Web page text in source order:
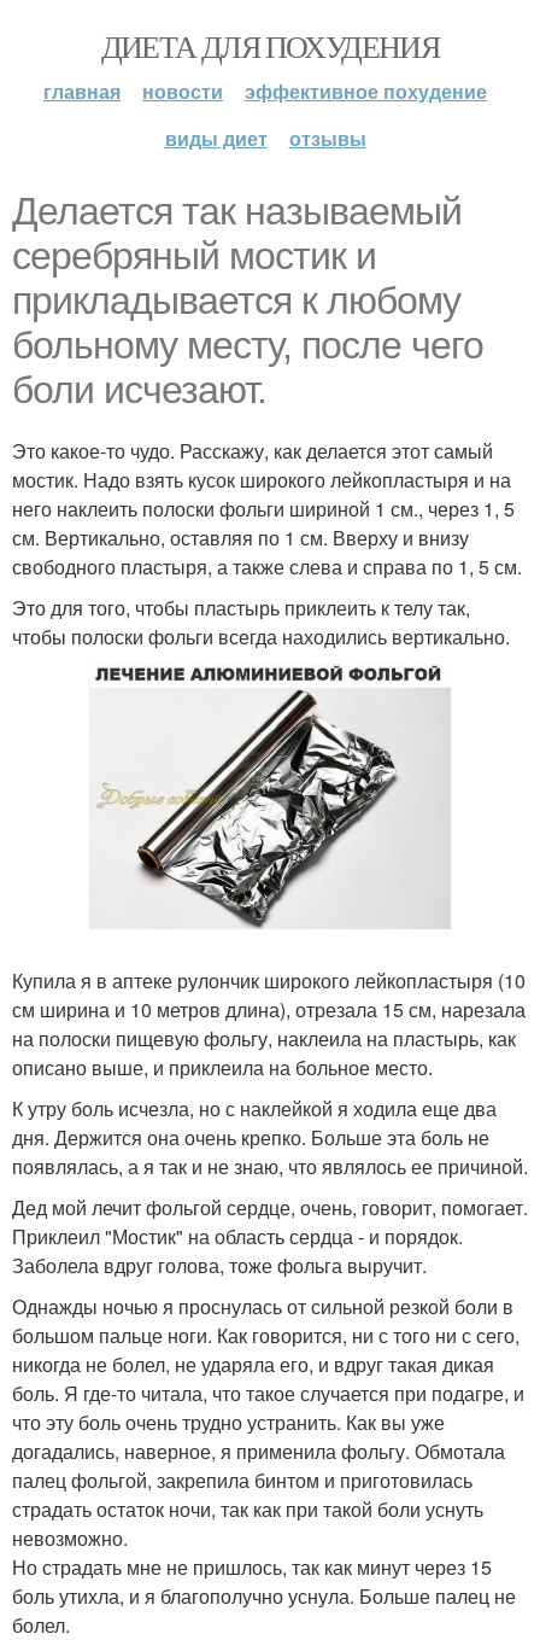
ДИЕТА ДЛЯ ПОХУДЕНИЯ
главная новости
эффективное похудение
виды диет
отзывы
Делается так называемый
серебряный мостик и
прикладывается к любому
больному месту, после чего
боли исчезают.
Это какое-то чудо. Расскажу, как делается этот самый
мостик. Надо взять кусок широкого лейкопластыря и на
него наклеить полоски фольги шириной 1 см., через 1, 5
см. Вертикально, оставляя по 1 см. Вверху и внизу
свободного пластыря, а также слева и справа по 1, 5 см.
Это для того, чтобы пластырь приклеить к телу так,
чтобы полоски фольги всегда находились вертикально.
Купила я в аптеке рулончик широкого лейкопластыря (10
см ширина и 10 метров длина), отрезала 15 см, нарезала
на полоски пищевую фольгу, наклеила на пластырь, как
описано выше, и приклеила на больное место.
К утру боль исчезла, но с наклейкой я ходила еще два
дня. Держится она очень крепко. Больше эта боль не
появлялась, а я так и не знаю, что являлось ее причиной.
Дед мой лечит фольгой сердце, очень, говорит, помогает.
Приклеил "Мостик" на область сердца - и порядок.
Заболела вдруг голова, тоже фольга выручит.
Однажды ночью я проснулась от сильной резкой боли в
большом пальце ноги. Как говорится, ни с того ни с сего,
никогда не болел, не ударяла его, и вдруг такая дикая
боль. Я где-то читала, что такое случается при подагре, и
что эту боль очень трудно устранить. Как вы уже
догадались, наверное, я применила фольгу. Обмотала
палец фольгой, закрепила бинтом и приготовилась
страдать остаток ночи, так как при такой боли уснуть
невозможно.
Но страдать мне не пришлось, так как минут через 15
боль утихла, и я благополучно уснула. Больше палец не
болел.